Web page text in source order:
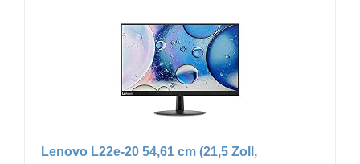
Lenovo L22e-20 54,61 cm (21,5 Zoll,